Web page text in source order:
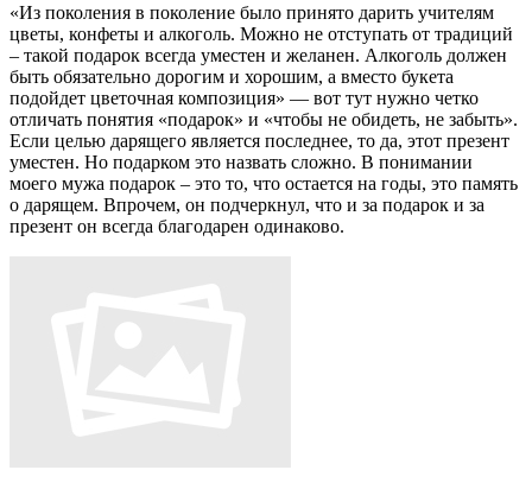
«Из поколения в поколение было принято дарить учителям
цветы, конфеты и алкоголь. Можно не отступать от традиций
– такой подарок всегда уместен и желанен. Алкоголь должен
быть обязательно дорогим и хорошим, а вместо букета
подойдет цветочная композиция» — вот тут нужно четко
отличать понятия «подарок» и «чтобы не обидеть, не забыть».
Если целью дарящего является последнее, то да, этот презент
уместен. Но подарком это назвать сложно. В понимании
моего мужа подарок – это то, что остается на годы, это память
о дарящем. Впрочем, он подчеркнул, что и за подарок и за
презент он всегда благодарен одинаково.